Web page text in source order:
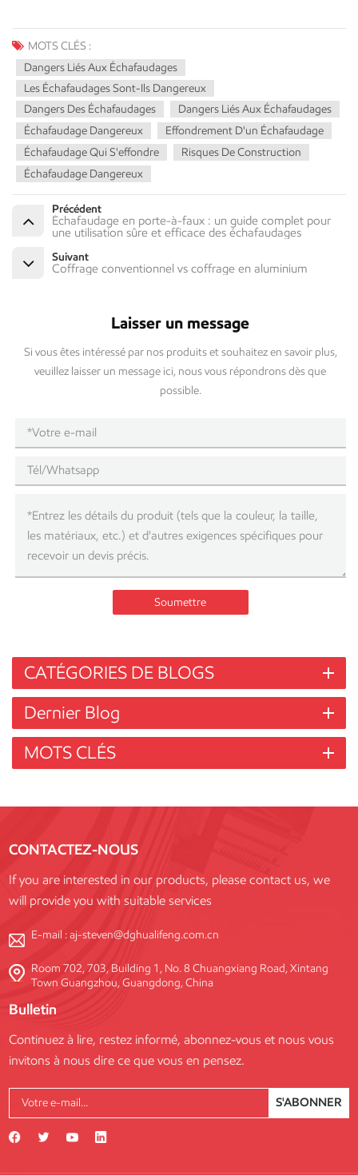
MOTS CLÉS :
Dangers Liés Aux Échafaudages
Les Échafaudages Sont-Ils Dangereux
Dangers Des Échafaudages
Dangers Liés Aux Échafaudages
Échafaudage Dangereux
Effondrement D'un Échafaudage
Échafaudage Qui S'effondre
Risques De Construction
Échafaudage Dangereux
Précédent
Échafaudage en porte-à-faux : un guide complet pour
une utilisation sûre et efficace des échafaudages
Suivant
Coffrage conventionnel vs coffrage en aluminium
Laisser un message
Si vous êtes intéressé par nos produits et souhaitez en savoir plus,
veuillez laisser un message ici, nous vous répondrons dès que
possible.
Soumettre
CATÉGORIES DE BLOGS
Dernier Blog
MOTS CLÉS
CONTACTEZ-NOUS
If you are interested in our products, please contact us, we
will provide you with suitable services
E-mail :aj-steven@dghualifeng.com.cn
Room 702, 703, Building 1, No. 8 Chuangxiang Road, Xintang
Town Guangzhou, Guangdong, China
Bulletin
Continuez à lire, restez informé, abonnez-vous et nous vous
invitons à nous dire ce que vous en pensez.
S'ABONNER